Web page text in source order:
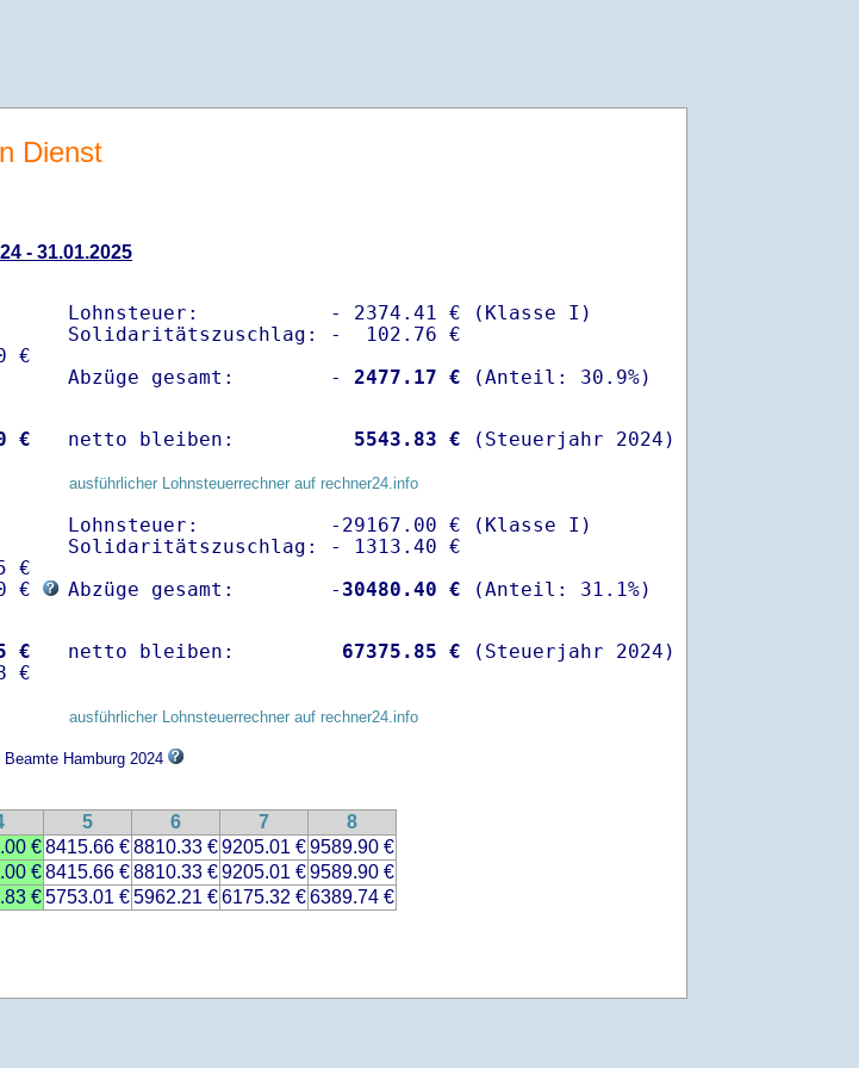
Dienst
- 31.01.2025
Lohnsteuer:           - 2374.41 € (Klasse I)
Solidaritätszuschlag: -  102.76 €
Abzüge gesamt:        -
2477.17 €
€ netto bleiben: 5543.83 € (Steuerjahr 2024)
ausführlicher Lohnsteuerrechner auf rechner24.info
€
€
Lohnsteuer:           -29167.00 € (Klasse I)
Solidaritätszuschlag: - 1313.40 €
Abzüge gesamt:        - 30480.40 €
€
netto bleiben: 67375.85 € (Steuerjahr 2024)
ausführlicher Lohnsteuerrechner auf rechner24.info
Hamburg 2024
5 6 7
8
€8415.66 €8810.33 €9205.01 €9589.90 €
€8415.66 €8810.33 €9205.01 €9589.90 €
€5753.01 €5962.21 €6175.32 €6389.74 €